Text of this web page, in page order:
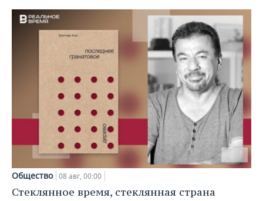
Общество 08 авг, 00:00
Стеклянное время, стеклянная страна